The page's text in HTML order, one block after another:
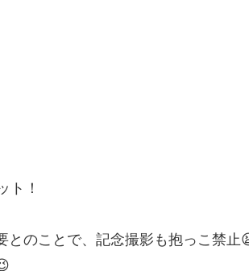
ト！
とのことで、記念撮影も抱っこ禁止